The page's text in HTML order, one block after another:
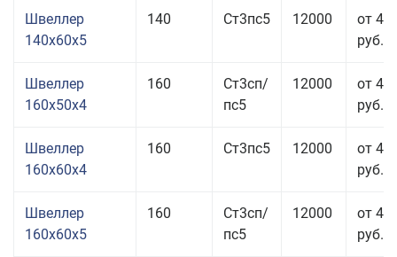
Швеллер
140x60x5
140 Ст3пс5 12000
от 44
руб.
Швеллер
160x50x4
160
Ст3сп/
пс5
12000
от 41
руб.
Швеллер
160x60x4
160 Ст3пс5 12000
от 42
руб.
Швеллер
160x60x5
160
Ст3сп/
пс5
12000
от 42
руб.